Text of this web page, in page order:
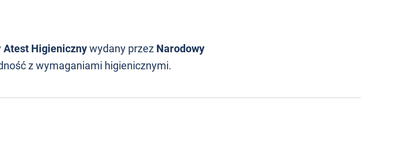
Atest Higienicznywydany przez Narodowy
z wymaganiami higienicznymi.